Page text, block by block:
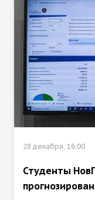
28 декабря, 16:00
Студенты